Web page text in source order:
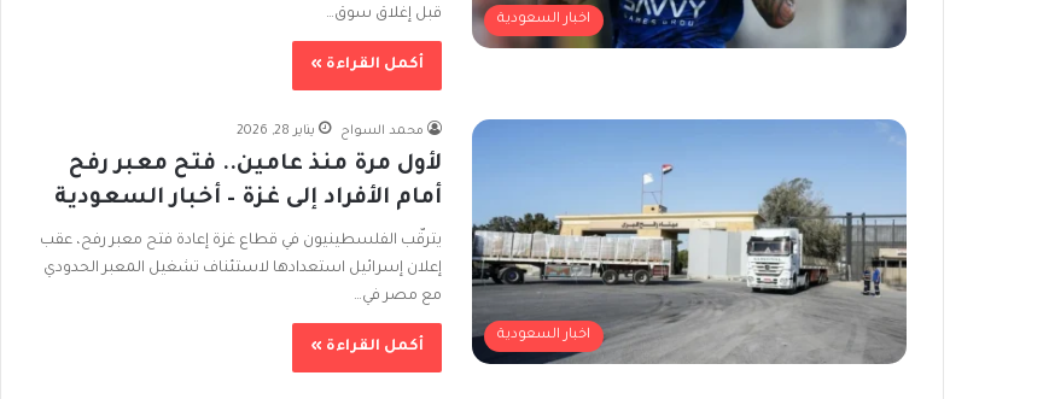
اخبار السعودية
قبل إغلاق سوق…
أكمل القراءة »
اخبار السعودية
محمد السواح يناير 28, 2026
لأول مرة منذ عامين.. فتح معبر رفح
أمام الأفراد إلى غزة – أخبار السعودية
يترقّب الفلسطينيون في قطاع غزة إعادة فتح معبر رفح، عقب
إعلان إسرائيل استعدادها لاستئناف تشغيل المعبر الحدودي
مع مصر في…
أكمل القراءة »